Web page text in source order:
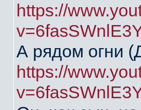
https://
А рядом огни
https://